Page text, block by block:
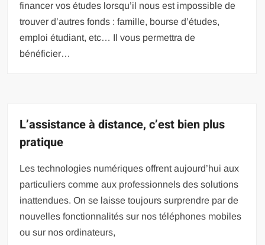
financer vos études lorsqu’il nous est impossible de
trouver d’autres fonds : famille, bourse d’études,
emploi étudiant, etc… Il vous permettra de
bénéficier…
L’assistance à distance, c’est bien plus
pratique
Les technologies numériques offrent aujourd’hui aux
particuliers comme aux professionnels des solutions
inattendues. On se laisse toujours surprendre par de
nouvelles fonctionnalités sur nos téléphones mobiles
ou sur nos ordinateurs,